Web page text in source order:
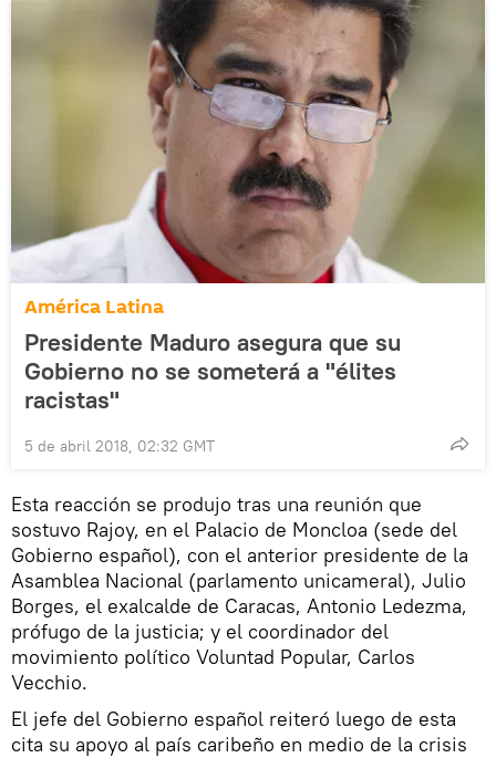
América Latina
Presidente Maduro asegura que su
Gobierno no se someterá a "élites
racistas"
5 de abril 2018, 02:32 GMT
​Esta reacción se produjo tras una reunión que
sostuvo Rajoy, en el Palacio de Moncloa (sede del
Gobierno español), con el anterior presidente de la
Asamblea Nacional (parlamento unicameral), Julio
Borges, el exalcalde de Caracas, Antonio Ledezma,
prófugo de la justicia; y el coordinador del
movimiento político Voluntad Popular, Carlos
Vecchio.
El jefe del Gobierno español reiteró luego de esta
cita su apoyo al país caribeño en medio de la crisis